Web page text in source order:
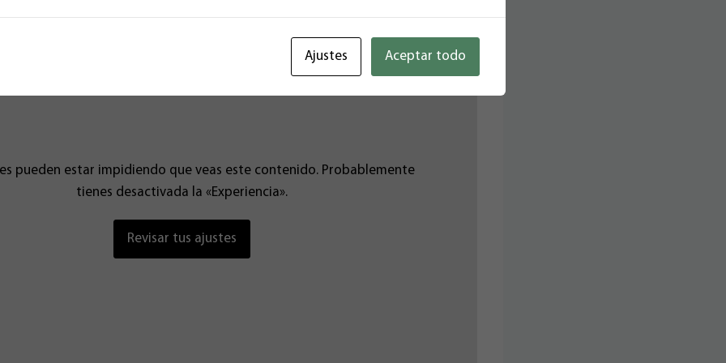
pueden estar impidiendo que veas este contenido. Probablemente
tienes desactivada la «Experiencia».
Revisar tus ajustes
Ajustes Aceptar todo